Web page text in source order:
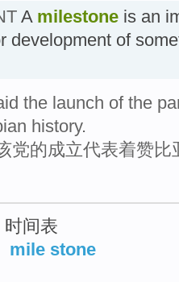
A milestone is an
development of
the launch of the
history.
党的成立代表着赞
时间表
mile stone